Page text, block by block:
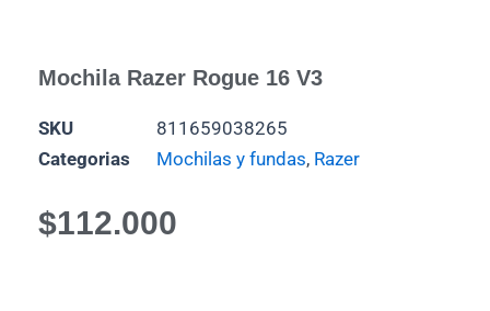
Mochila Razer Rogue 16 V3
SKU
811659038265
Categorias
Mochilas y fundas, Razer
$112.000